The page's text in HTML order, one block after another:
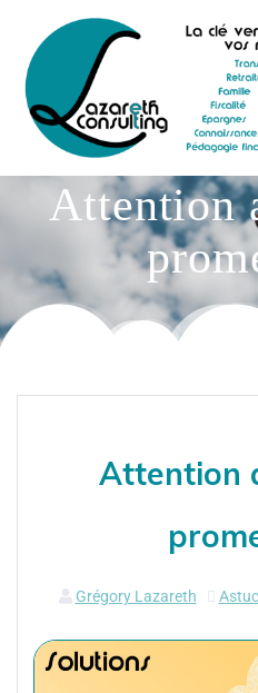
Attention
Attention
Grégory Lazareth